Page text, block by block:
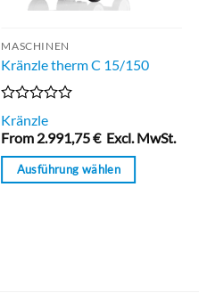
MASCHINEN
Kränzle therm C 15/150
Bewertet
mit
0
von
Kränzle
From 2.991,75€ Excl. MwSt.
Ausführung wählen